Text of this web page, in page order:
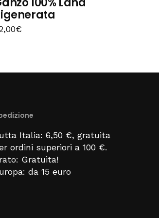
€
Italia: 6,50 €, gratuita
ordini superiori a 100 €.
Gratuita!
da 15 euro